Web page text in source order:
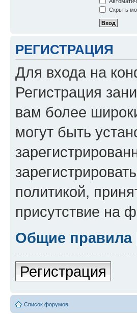
Скрыть
РЕГИСТРАЦИЯ
Для входа на
Регистрация
вам более
могут быть
политикой,
присутствие на
Общие правила
Регистрация
Список форумов